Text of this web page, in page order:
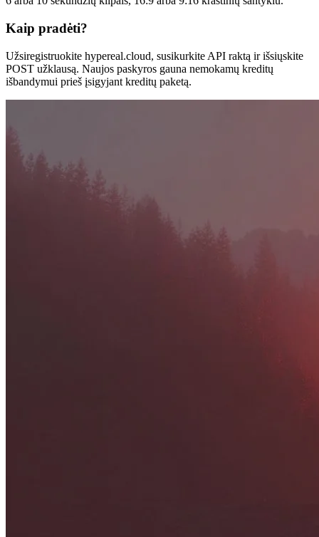
Kaip pradėti?
Užsiregistruokite hypereal.cloud, susikurkite API raktą ir išsiųskite
POST užklausą. Naujos paskyros gauna nemokamų kreditų
išbandymui prieš įsigyjant kreditų paketą.